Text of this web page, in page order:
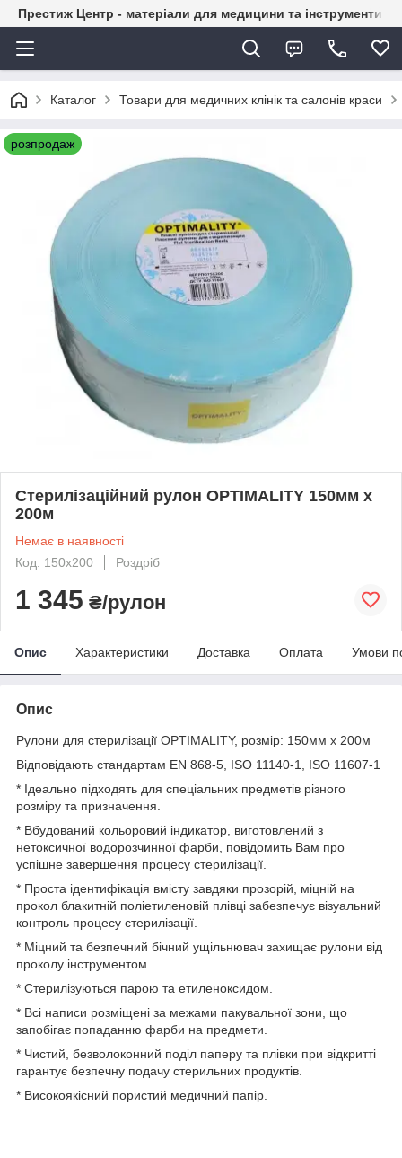
Престиж Центр - матеріали для медицини та інструменти
Каталог Товари для медичних клінік та салонів краси
розпродаж
Стерилізаційний рулон OPTIMALITY 150мм х
200м
Немає в наявності
Код: 150х200
Роздріб
1 345 ₴/рулон
Опис Характеристики Доставка Оплата Умови
Опис
Рулони для стерилізації OPTIMALITY, розмір: 150мм х 200м
Відповідають стандартам EN 868-5, ISO 11140-1, ISO 11607-1
* Ідеально підходять для спеціальних предметів різного
розміру та призначення.
* Вбудований кольоровий індикатор, виготовлений з
нетоксичної водорозчинної фарби, повідомить Вам про
успішне завершення процесу стерилізації.
* Проста ідентифікація вмісту завдяки прозорій, міцній на
прокол блакитній поліетиленовій плівці забезпечує візуальний
контроль процесу стерилізації.
* Міцний та безпечний бічний ущільнювач захищає рулони від
проколу інструментом.
* Стерилізуються парою та етиленоксидом.
* Всі написи розміщені за межами пакувальної зони, що
запобігає попаданню фарби на предмети.
* Чистий, безволоконний поділ паперу та плівки при відкритті
гарантує безпечну подачу стерильних продуктів.
* Високоякісний пористий медичний папір.